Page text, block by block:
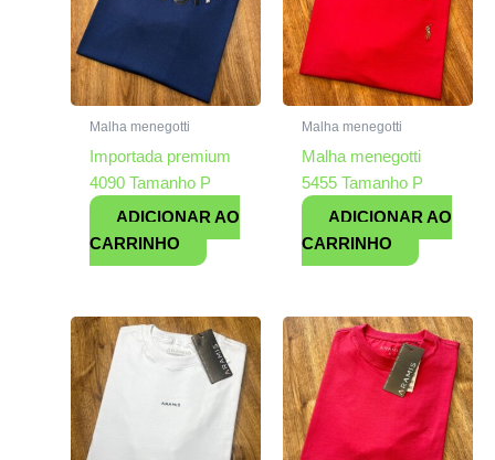
Malha menegotti
Importada premium
4090 Tamanho P
ADICIONAR AO
CARRINHO
Malha menegotti
Malha menegotti
5455 Tamanho P
ADICIONAR AO
CARRINHO